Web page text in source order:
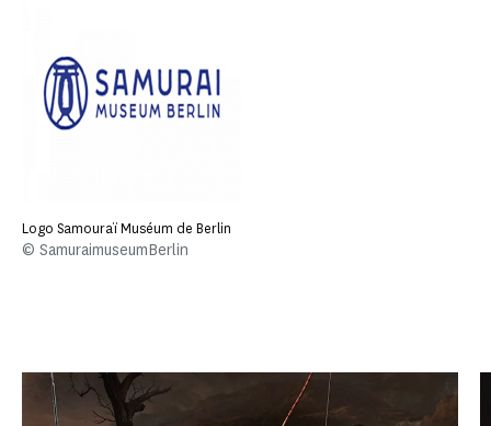
Logo Samouraï Muséum de Berlin
© SamuraimuseumBerlin